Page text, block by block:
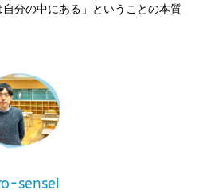
分の中にある」ということの本質
sensei